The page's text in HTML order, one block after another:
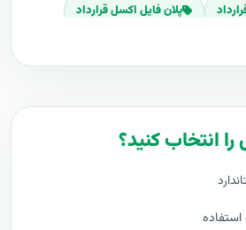
پلان فایل اکسل قرارداد
انتخاب کنید؟
استفاده